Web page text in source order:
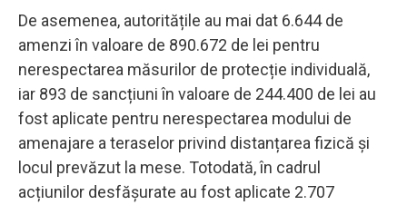
De asemenea, autoritățile au mai dat 6.644 de
amenzi în valoare de 890.672 de lei pentru
nerespectarea măsurilor de protecție individuală,
iar 893 de sancțiuni în valoare de 244.400 de lei au
fost aplicate pentru nerespectarea modului de
amenajare a teraselor privind distanțarea fizică și
locul prevăzut la mese. Totodată, în cadrul
acțiunilor desfășurate au fost aplicate 2.707